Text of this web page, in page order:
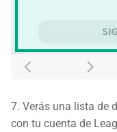
7. Verás una lista de
con tu cuenta de